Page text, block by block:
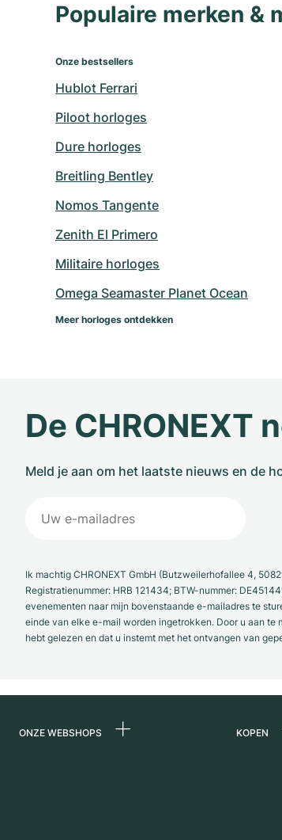
Populaire merken &
Onze bestsellers
Hublot Ferrari
Piloot horloges
Dure horloges
Breitling Bentley
Nomos Tangente
Zenith El Primero
Militaire horloges
Omega Seamaster Planet Ocean
Meer horloges ontdekken
De CHRONEXT
Meld je aan om het laatste nieuws en de
Ik machtig CHRONEXT GmbH (Butzweilerhofallee 4,
Registratienummer: HRB 121434; BTW-nummer:
evenementen naar mijn bovenstaande e-mailadres te
einde van elke e-mail worden ingetrokken. Door u aan
hebt gelezen en dat u instemt met het ontvangen van
ONZE WEBSHOPS KOPEN